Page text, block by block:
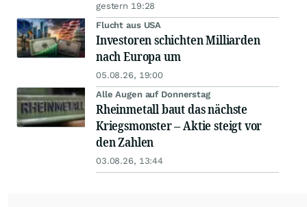
gestern 19:28
Flucht aus USA
Investoren schichten Milliarden
nach Europa um
05.08.26, 19:00
Alle Augen auf Donnerstag
Rheinmetall baut das nächste
Kriegsmonster – Aktie steigt vor
den Zahlen
03.08.26, 13:44